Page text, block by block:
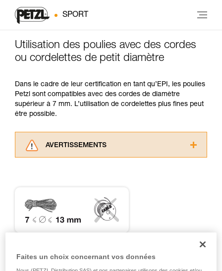
SPORT
Utilisation des poulies avec des cordes
ou cordelettes de petit diamètre
Dans le cadre de leur certification en tant qu’EPI, les poulies
Petzl sont compatibles avec des cordes de diamètre
supérieur à 7 mm. L’utilisation de cordelettes plus fines peut
être possible.
AVERTISSEMENTS
pouvoir comprendre ce complément
d’informations.
Maîtriser ces techniques nécessite une
formation et un entraînement spécifique. Validez
la manipulation, seul, en toute sécurité, avant
diamètre minimum compatible avec les poulies. Cependant,
Faites un choix concernant vos données